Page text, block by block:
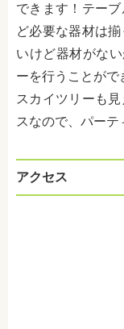
できます！テー
ど必要な器材は
いけど器材がな
ーを行うことがで
スカイツリーも
スなので、パーテ
アクセス